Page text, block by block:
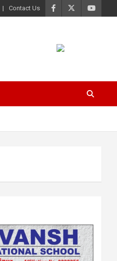
Contact Us